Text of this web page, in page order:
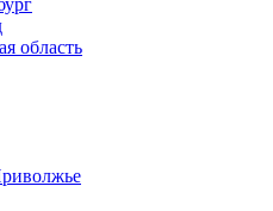
область